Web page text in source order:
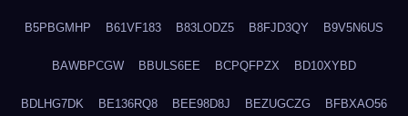
B5PBGMHP B61VF183 B83LODZ5 B8FJD3QY B9V5N6US
BAWBPCGW BBULS6EE BCPQFPZX BD10XYBD
BDLHG7DK BE136RQ8 BEE98D8J BEZUGCZG BFBXAO56